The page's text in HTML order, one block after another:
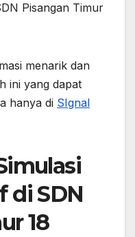
Pisangan Timur
menarik dan
ini yang dapat
hanya di SIgnal
di SDN
18